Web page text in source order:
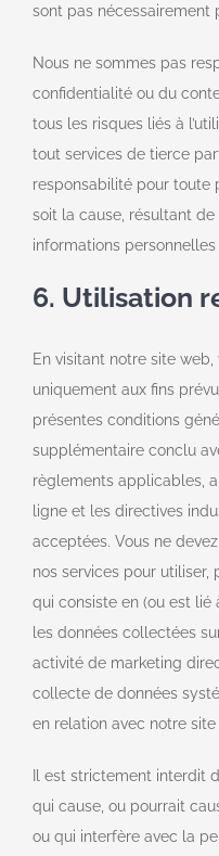
sont pas nécessairement
Nous ne sommes pas
confidentialité ou du
tous les risques liés à
tout services de tierce
responsabilité pour toute
soit la cause, résultant
informations personnelles
6. Utilisation
En visitant notre site
uniquement aux fins
présentes conditions
supplémentaire conclu
règlements applicables,
ligne et les directives
acceptées. Vous ne
nos services pour
qui consiste en (ou est
les données collectées
activité de marketing
collecte de données
en relation avec notre site
Il est strictement interdit
qui cause, ou pourrait
ou qui interfère avec la